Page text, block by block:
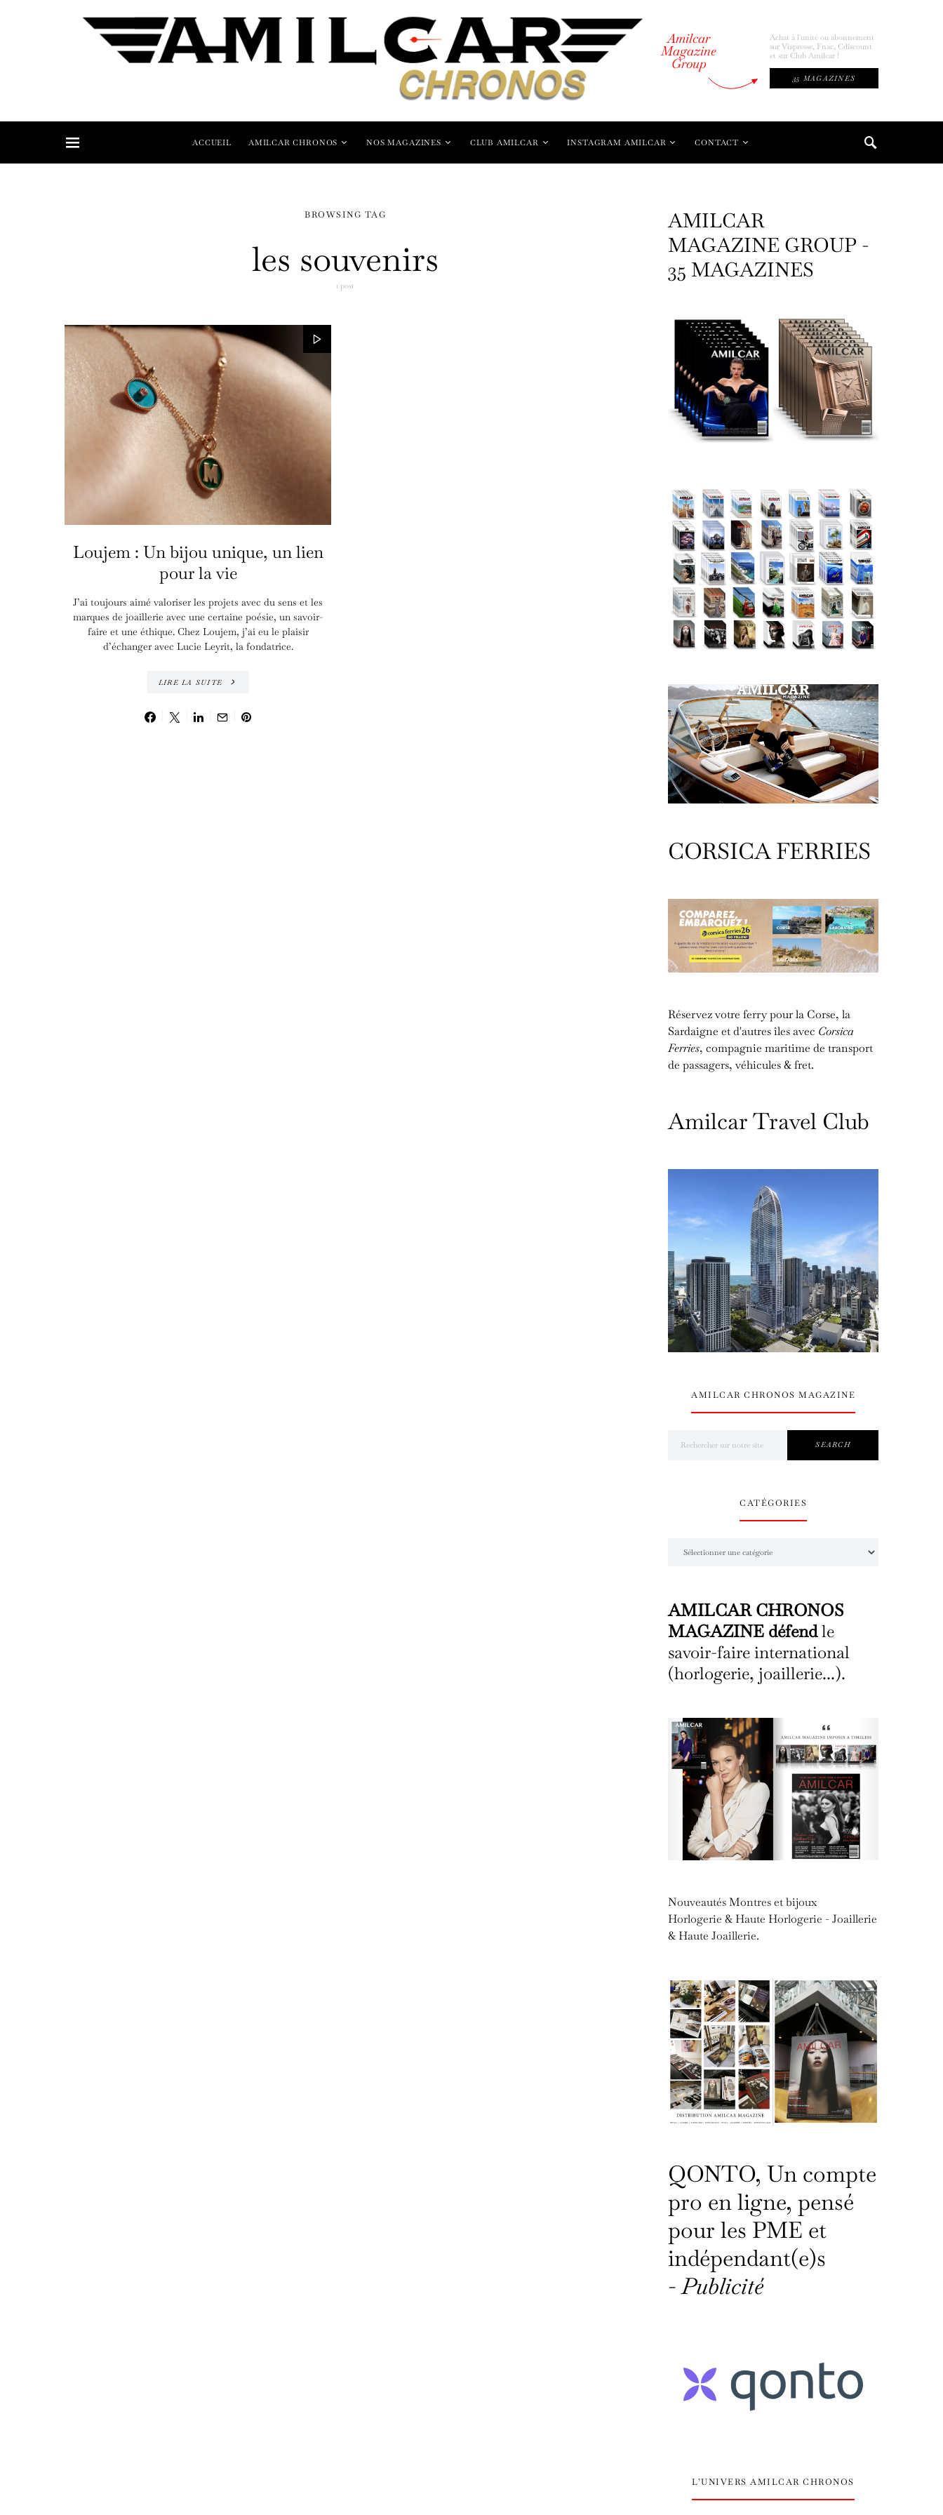
Amilcar
Magazine
Group
Achat à l'unité ou abonnement
sur Viapresse, Fnac, Cdiscount
et sur Club Amilcar !
35 MAGAZINES
ACCUEIL AMILCAR CHRONOS NOS MAGAZINES CLUB AMILCAR INSTAGRAM AMILCAR CONTACT
BROWSING TAG
les souvenirs
1 post
Loujem : Un bijou unique, un lien
pour la vie
J’ai toujours aimé valoriser les projets avec du sens et les
marques de joaillerie avec une certaine poésie, un savoir-
faire et une éthique. Chez Loujem, j’ai eu le plaisir
d’échanger avec Lucie Leyrit, la fondatrice.
LIRE LA SUITE
AMILCAR
MAGAZINE GROUP -
35 MAGAZINES
CORSICA FERRIES
Réservez votre ferry pour la Corse, la
Sardaigne et d'autres îles avec Corsica
Ferries, compagnie maritime de transport
de passagers, véhicules & fret.
Amilcar Travel Club
AMILCAR CHRONOS MAGAZINE
SEARCH
CATÉGORIES
AMILCAR CHRONOS
MAGAZINE défendle
savoir-faire international
(horlogerie, joaillerie...).
Nouveautés Montres et bijoux
Horlogerie & Haute Horlogerie - Joaillerie
& Haute Joaillerie.
QONTO, Un compte
pro en ligne, pensé
pour les PME et
indépendant(e)s
-Publicité
L’UNIVERS AMILCAR CHRONOS